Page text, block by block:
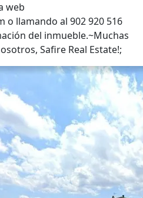
web
o llamando al 902 920 516
del inmueble.~Muchas
Safire Real Estate!;